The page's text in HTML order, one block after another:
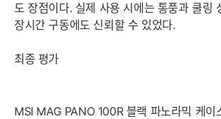
도 장점이다. 실제 사용 시에는 통풍과 쿨링
장시간 구동에도 신뢰할 수 있었다.
최종 평가
MSI MAG PANO 100R 블랙 파노라믹 케이